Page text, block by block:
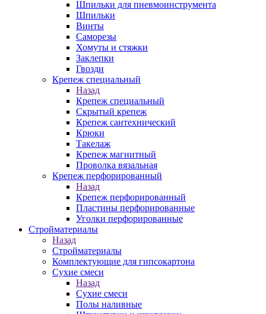
Шпильки для пневмоинструмента
Шпильки
Винты
Саморезы
Хомуты и стяжки
Заклепки
Гвозди
Крепеж специальный
Назад
Крепеж специальный
Скрытый крепеж
Крепеж сантехнический
Крюки
Такелаж
Крепеж магнитный
Проволка вязальная
Крепеж перфорированный
Назад
Крепеж перфорированный
Пластины перфорированные
Уголки перфорированные
Стройматериалы
Назад
Стройматериалы
Комплектующие для гипсокартона
Сухие смеси
Назад
Сухие смеси
Полы наливные